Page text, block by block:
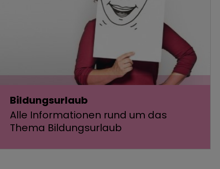
Bildungsurlaub
Alle Informationen rund um das
Thema Bildungsurlaub